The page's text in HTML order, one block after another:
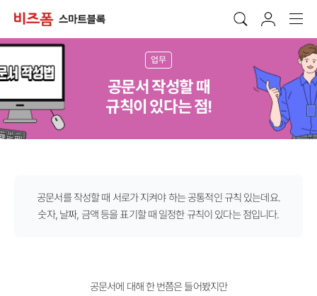
업무
공문서 작성할 때
규칙이 있다는 점!
공문서를 작성할 때 서로가 지켜야 하는 공통적인 규칙 있는데요.
숫자, 날짜, 금액 등을 표기할 때 일정한 규칙이 있다는 점입니다.
공문서에 대해 한 번쯤은 들어봤지만